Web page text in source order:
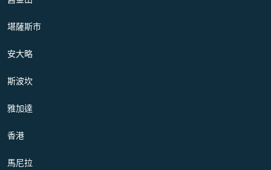
堪薩斯市
安大略
斯波坎
雅加達
香港
馬尼拉